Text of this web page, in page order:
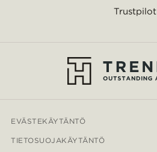
Trustpilot
EVÄSTEKÄYTÄNTÖ
TIETOSUOJAKÄYTÄNTÖ